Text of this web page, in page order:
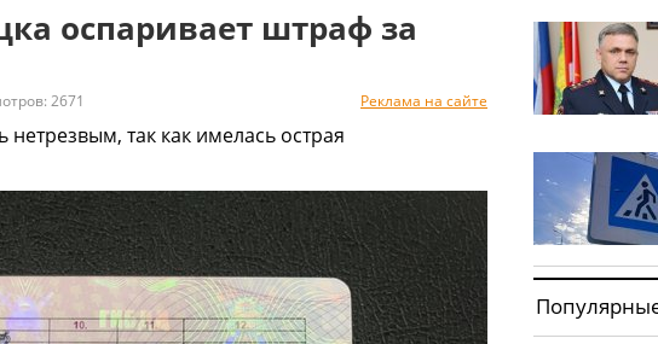
оспаривает штраф за
2671 Реклама на сайте
нетрезвым, так как имелась острая